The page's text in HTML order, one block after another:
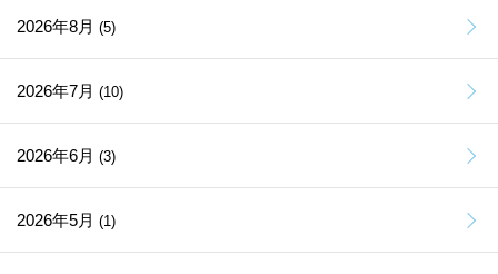
2026年8月 (5)
2026年7月 (10)
2026年6月 (3)
2026年5月 (1)